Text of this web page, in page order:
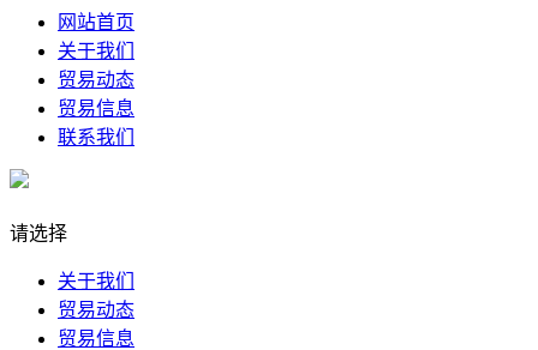
网站首页
关于我们
贸易动态
贸易信息
联系我们
请选择
关于我们
贸易动态
贸易信息